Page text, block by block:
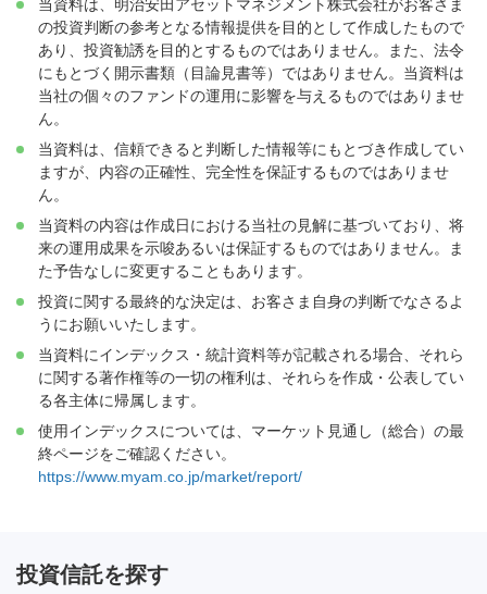
当資料は、明治安田アセットマネジメント株式会社がお客さま
の投資判断の参考となる情報提供を目的として作成したもので
あり、投資勧誘を目的とするものではありません。また、法令
にもとづく開示書類（目論見書等）ではありません。当資料は
当社の個々のファンドの運用に影響を与えるものではありませ
ん。
当資料は、信頼できると判断した情報等にもとづき作成してい
ますが、内容の正確性、完全性を保証するものではありませ
ん。
当資料の内容は作成日における当社の見解に基づいており、将
来の運用成果を示唆あるいは保証するものではありません。ま
た予告なしに変更することもあります。
投資に関する最終的な決定は、お客さま自身の判断でなさるよ
うにお願いいたします。
当資料にインデックス・統計資料等が記載される場合、それら
に関する著作権等の一切の権利は、それらを作成・公表してい
る各主体に帰属します。
使用インデックスについては、マーケット見通し（総合）の最
終ページをご確認ください。
https://www.myam.co.jp/market/report/
投資信託を探す